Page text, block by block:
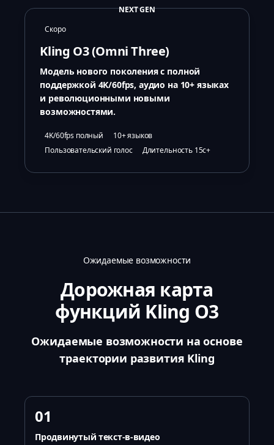
NEXT GEN
Скоро
Kling O3 (Omni Three)
Модель нового поколения с полной
поддержкой 4K/60fps, аудио на 10+ языках
и революционными новыми
возможностями.
4K/60fps полный
10+ языков
Пользовательский голос
Длительность 15с+
Ожидаемые возможности
Дорожная карта
функций Kling O3
Ожидаемые возможности на основе
траектории развития Kling
01
Продвинутый текст-в-видео